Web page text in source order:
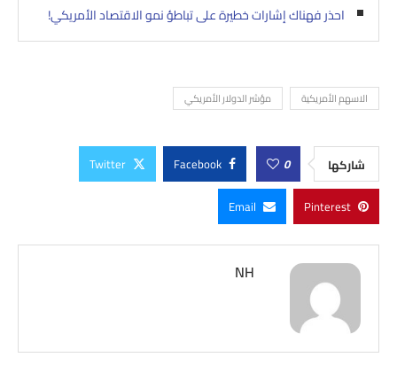
احذر فهناك إشارات خطيرة على تباطؤ نمو الاقتصاد الأمريكي!
الاسهم الأمريكية مؤشر الدولار الأمريكي
شاركها 0
Facebook
Twitter
Pinterest
Email
NH